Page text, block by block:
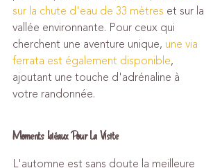
sur la chute d'eau de 33 mètres et sur la
vallée environnante. Pour ceux qui
cherchent une aventure unique, une via
ferrata est également disponible,
ajoutant une touche d'adrénaline à
votre randonnée.
Moments Idéaux Pour La Visite
L'automne est sans doute la meilleure